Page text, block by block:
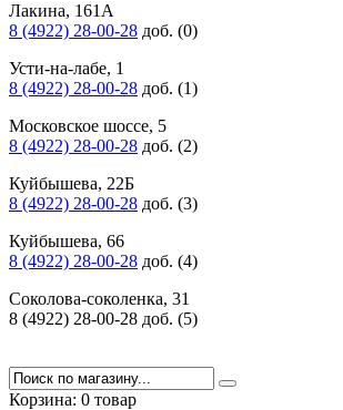
Лакина, 161А
8 (4922) 28-00-28 доб. (0)
Усти-на-лабе, 1
8 (4922) 28-00-28 доб. (1)
Московское шоссе, 5
8 (4922) 28-00-28 доб. (2)
Куйбышева, 22Б
8 (4922) 28-00-28 доб. (3)
Куйбышева, 66
8 (4922) 28-00-28 доб. (4)
Соколова-соколенка, 31
8 (4922) 28-00-28 доб. (5)
Корзина: 0 товар